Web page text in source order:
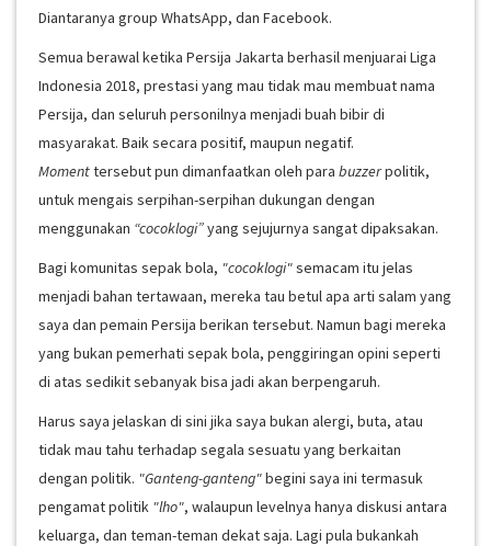
Diantaranya group WhatsApp, dan Facebook.
Semua berawal ketika Persija Jakarta berhasil menjuarai Liga
Indonesia 2018, prestasi yang mau tidak mau membuat nama
Persija, dan seluruh personilnya menjadi buah bibir di
masyarakat. Baik secara positif, maupun negatif.
Momenttersebut pun dimanfaatkan oleh para buzzerpolitik,
untuk mengais serpihan-serpihan dukungan dengan
menggunakan “cocoklogi”yang sejujurnya sangat dipaksakan.
Bagi komunitas sepak bola, "cocoklogi"semacam itu jelas
menjadi bahan tertawaan, mereka tau betul apa arti salam yang
saya dan pemain Persija berikan tersebut. Namun bagi mereka
yang bukan pemerhati sepak bola, penggiringan opini seperti
di atas sedikit sebanyak bisa jadi akan berpengaruh.
Harus saya jelaskan di sini jika saya bukan alergi, buta, atau
tidak mau tahu terhadap segala sesuatu yang berkaitan
dengan politik. "Ganteng-ganteng"begini saya ini termasuk
pengamat politik "lho", walaupun levelnya hanya diskusi antara
keluarga, dan teman-teman dekat saja. Lagi pula bukankah